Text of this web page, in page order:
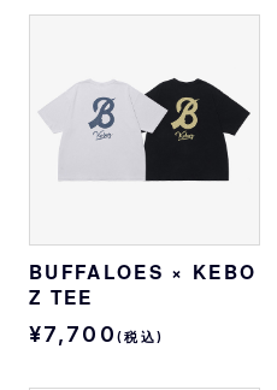
BUFFALOES × KEBO
Z TEE
¥7,700 (税込)